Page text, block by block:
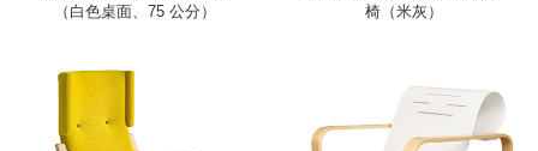
（白色桌面、75 公分）
椅（米灰）